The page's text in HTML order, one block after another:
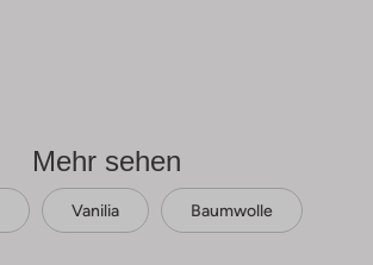
Mehr sehen
Vanilia Baumwolle